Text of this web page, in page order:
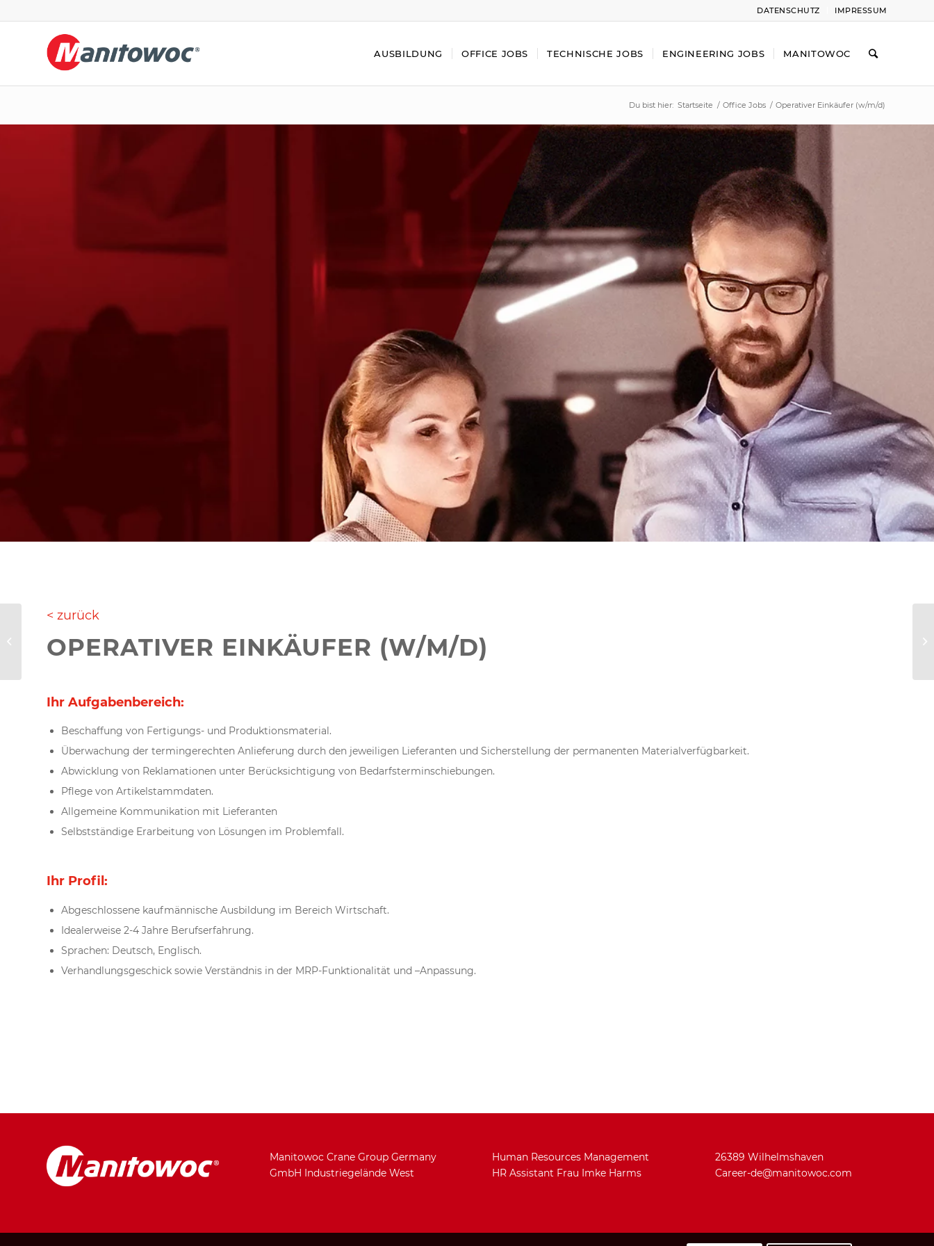
DATENSCHUTZ IMPRESSUM
AUSBILDUNG OFFICE JOBS TECHNISCHE JOBS ENGINEERING JOBS MANITOWOC
Du bist hier: Startseite / Office Jobs / Operativer Einkäufer (w/m/d)
< zurück
OPERATIVER EINKÄUFER (W/M/D)
Ihr Aufgabenbereich:
Beschaffung von Fertigungs- und Produktionsmaterial.
Überwachung der termingerechten Anlieferung durch den jeweiligen Lieferanten und Sicherstellung der permanenten Materialverfügbarkeit.
Abwicklung von Reklamationen unter Berücksichtigung von Bedarfsterminschiebungen.
Pflege von Artikelstammdaten.
Allgemeine Kommunikation mit Lieferanten
Selbstständige Erarbeitung von Lösungen im Problemfall.
Ihr Profil:
Abgeschlossene kaufmännische Ausbildung im Bereich Wirtschaft.
Idealerweise 2-4 Jahre Berufserfahrung.
Sprachen: Deutsch, Englisch.
Verhandlungsgeschick sowie Verständnis in der MRP-Funktionalität und –Anpassung.
Manitowoc Crane Group Germany
GmbH Industriegelände West
Human Resources Management
HR Assistant Frau Imke Harms
26389 Wilhelmshaven
Career-de@manitowoc.com
Einkäufer (w/m/d)